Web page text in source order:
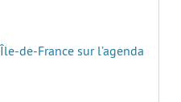
de-France sur l’agenda